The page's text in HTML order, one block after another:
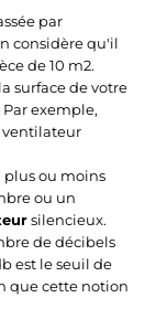
par
considère qu'il
de 10 m2.
surface de votre
exemple,
ventilateur
plus ou moins
ou un
silencieux.
de décibels
est le seuil de
que cette notion